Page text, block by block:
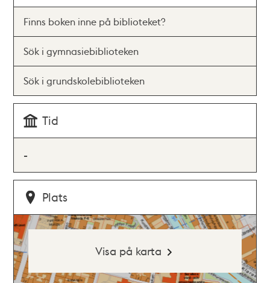
Finns boken inne på biblioteket?
Sök i gymnasiebiblioteken
Sök i grundskolebiblioteken
Tid
-
Plats
Visa på karta